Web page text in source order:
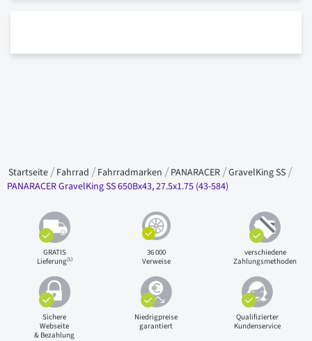
Startseite Fahrrad Fahrradmarken PANARACER GravelKing SS
PANARACER GravelKing SS 650Bx43, 27.5x1.75 (43-584)
GRATIS
Lieferung(1)
36 000
Verweise
verschiedene
Zahlungsmethoden
Sichere
Webseite
& Bezahlung
Niedrigpreise
garantiert
Qualifizierter
Kundenservice